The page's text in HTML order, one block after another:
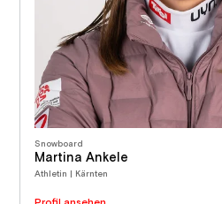
Snowboard
Martina Ankele
Athletin | Kärnten